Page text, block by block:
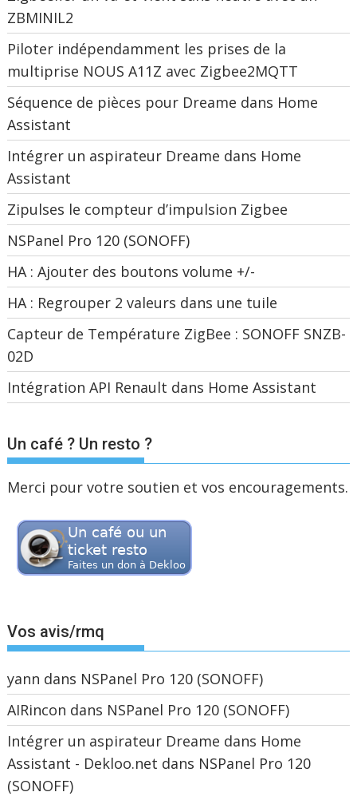
ZBMINIL2
Piloter indépendamment les prises de la
multiprise NOUS A11Z avec Zigbee2MQTT
Séquence de pièces pour Dreame dans Home
Assistant
Intégrer un aspirateur Dreame dans Home
Assistant
Zipulses le compteur d’impulsion Zigbee
NSPanel Pro 120 (SONOFF)
HA : Ajouter des boutons volume +/-
HA : Regrouper 2 valeurs dans une tuile
Capteur de Température ZigBee : SONOFF SNZB-
02D
Intégration API Renault dans Home Assistant
Un café ? Un resto ?
Merci pour votre soutien et vos encouragements.
Vos avis/rmq
yann dans NSPanel Pro 120 (SONOFF)
AIRincon dans NSPanel Pro 120 (SONOFF)
Intégrer un aspirateur Dreame dans Home
Assistant - Dekloo.net dans NSPanel Pro 120
(SONOFF)